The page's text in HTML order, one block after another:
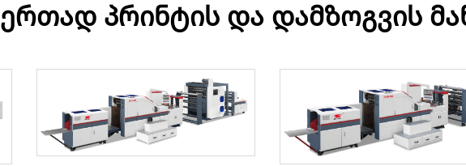
ერთად პრინტის და დამზოგვის